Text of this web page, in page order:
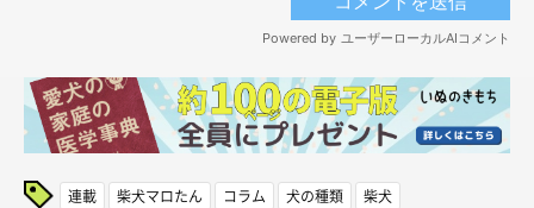
連載 柴犬マロたん コラム 犬の種類 柴犬